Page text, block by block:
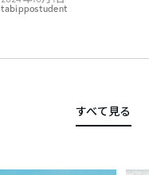
tabippostudent
すべて見る